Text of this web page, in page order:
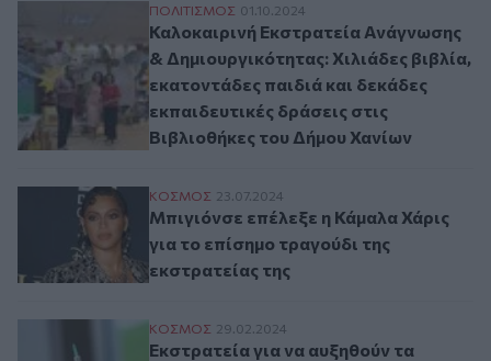
Καλοκαιρινή Εκστρατεία Ανάγνωσης &
ΠΟΛΙΤΙΣΜΟΣ 01.10.2024
Καλοκαιρινή Εκστρατεία Ανάγνωσης
& Δημιουργικότητας: Χιλιάδες βιβλία,
εκατοντάδες παιδιά και δεκάδες
εκπαιδευτικές δράσεις στις
Βιβλιοθήκες του Δήμου Χανίων
Μπιγιόνσε επέλεξε η Κάμαλα Χάρις για
ΚΟΣΜΟΣ 23.07.2024
Μπιγιόνσε επέλεξε η Κάμαλα Χάρις
για το επίσημο τραγούδι της
εκστρατείας της
Εκστρατεία για να αυξηθούν τα ποσοστά
ΚΟΣΜΟΣ 29.02.2024
Εκστρατεία για να αυξηθούν τα